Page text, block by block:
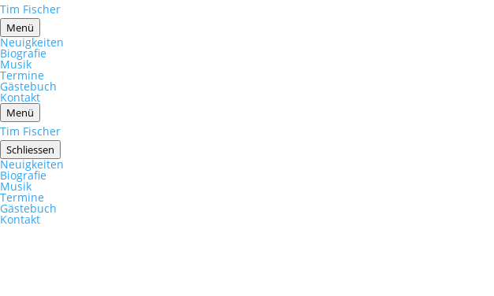
Tim Fischer
Menü
Neuigkeiten
Biografie
Musik
Termine
Gästebuch
Kontakt
Menü
Tim Fischer
Schliessen
Neuigkeiten
Biografie
Musik
Termine
Gästebuch
Kontakt